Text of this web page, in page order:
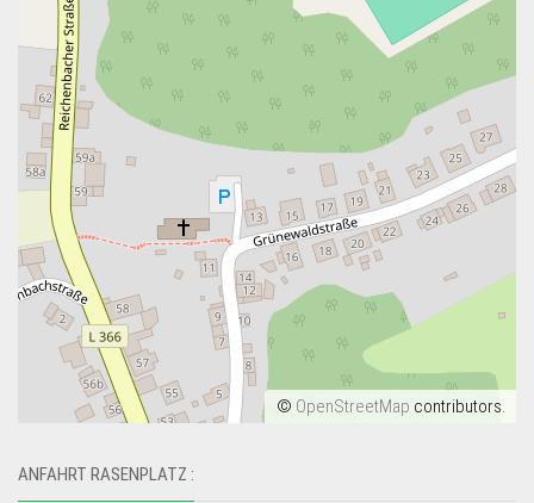
© OpenStreetMap contributors.
ANFAHRT RASENPLATZ :